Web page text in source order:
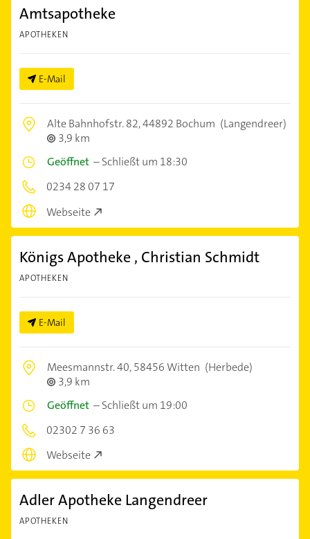
Amtsapotheke
APOTHEKEN
E-Mail
Alte Bahnhofstr. 82,44892 Bochum (Langendreer)
3,9 km
Geöffnet –Schließt um 18:30
0234 28 07 17
Webseite
Königs Apotheke , Christian Schmidt
APOTHEKEN
E-Mail
Meesmannstr. 40,58456 Witten (Herbede)
3,9 km
Geöffnet –Schließt um 19:00
02302 7 36 63
Webseite
Adler Apotheke Langendreer
APOTHEKEN